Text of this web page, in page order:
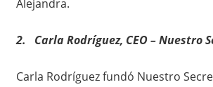
Alejandra.
2. ​ ​ Carla Rodríguez, CEO – Nuestro
Carla Rodríguez fundó Nuestro